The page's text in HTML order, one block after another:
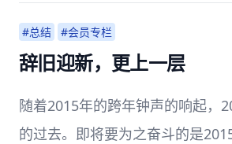
#总结 #会员专栏
辞旧迎新，更上一层
随着2015年的跨年钟声的响起，
的过去。即将要为之奋斗的是